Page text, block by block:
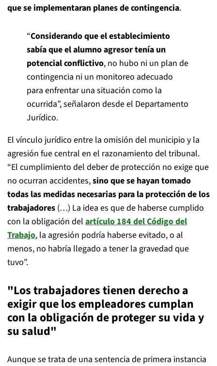
que se implementaran planes de contingencia.
“Considerando que el establecimiento
sabía que el alumno agresor tenía un
potencial conflictivo, no hubo ni un plan de
contingencia ni un monitoreo adecuado
para enfrentar una situación como la
ocurrida”, señalaron desde el Departamento
Jurídico.
El vínculo jurídico entre la omisión del municipio y la
agresión fue central en el razonamiento del tribunal.
“El cumplimiento del deber de protección no exige que
no ocurran accidentes,sino que se hayan tomado
todas las medidas necesarias para la protección de los
trabajadores (…) La idea es que de haberse cumplido
con la obligación del artículo 184 del Código del
Trabajo, la agresión podría haberse evitado, o al
menos, no habría llegado a tener la gravedad que
tuvo”.
"Los trabajadores tienen derecho a
exigir que los empleadores cumplan
con la obligación de proteger su vida y
su salud"
Aunque se trata de una sentencia de primera instancia